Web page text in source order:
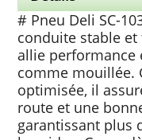
# Pneu Deli SC-
conduite stable et
allie performance
comme mouillée.
optimisée, il
route et une
garantissant plus